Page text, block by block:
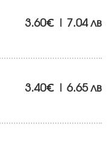
3.60€ | 7.04 лв
3.40€ | 6.65 лв